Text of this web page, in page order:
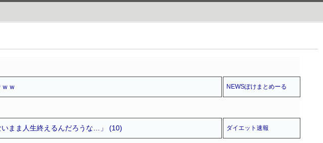
ｗ NEWSぽけまとめーる
まま人生終えるんだろうな…」 (10) ダイエット速報